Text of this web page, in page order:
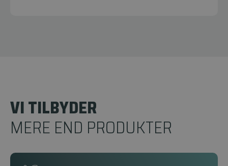
VI TILBYDER
MERE END PRODUKTER